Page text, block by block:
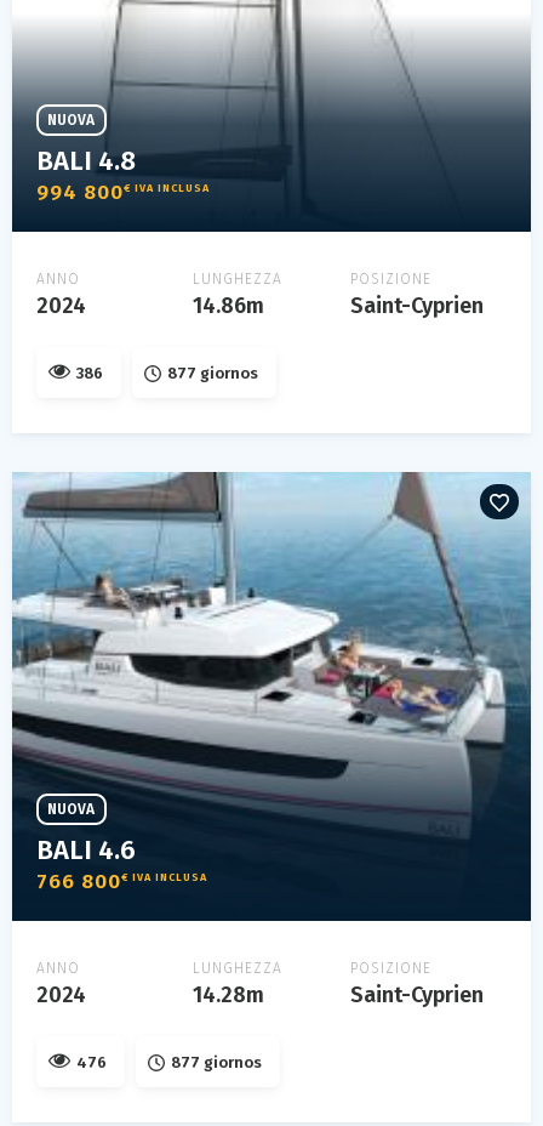
BALI 4.8
994 800€ IVA INCLUSA
NUOVA
ANNO
2024
LUNGHEZZA
14.86m
POSIZIONE
Saint-Cyprien
386 877 giornos
BALI 4.6
766 800€ IVA INCLUSA
NUOVA
ANNO
2024
LUNGHEZZA
14.28m
POSIZIONE
Saint-Cyprien
476 877 giornos